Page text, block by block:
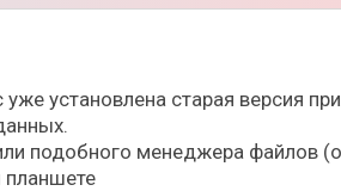
уже установлена старая версия
подобного менеджера файлов
планшете